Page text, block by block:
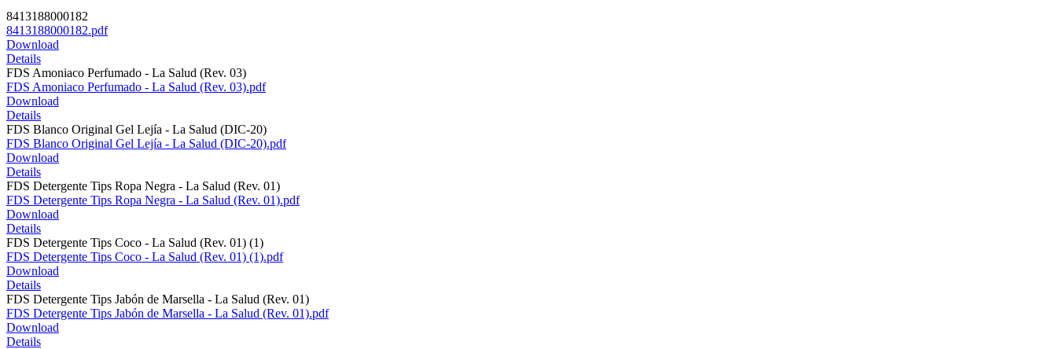
8413188000182
8413188000182.pdf
Download
Details
FDS Amoniaco Perfumado - La Salud (Rev. 03)
FDS Amoniaco Perfumado - La Salud (Rev. 03).pdf
Download
Details
FDS Blanco Original Gel Lejía - La Salud (DIC-20)
FDS Blanco Original Gel Lejía - La Salud (DIC-20).pdf
Download
Details
FDS Detergente Tips Ropa Negra - La Salud (Rev. 01)
FDS Detergente Tips Ropa Negra - La Salud (Rev. 01).pdf
Download
Details
FDS Detergente Tips Coco - La Salud (Rev. 01) (1)
FDS Detergente Tips Coco - La Salud (Rev. 01) (1).pdf
Download
Details
FDS Detergente Tips Jabón de Marsella - La Salud (Rev. 01)
FDS Detergente Tips Jabón de Marsella - La Salud (Rev. 01).pdf
Download
Details